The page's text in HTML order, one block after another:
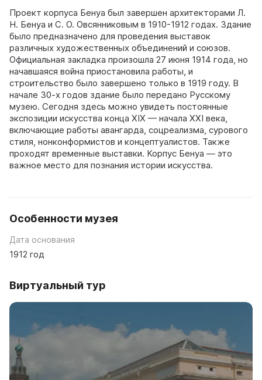
Проект корпуса Бенуа был завершен архитекторами Л.
Н. Бенуа и С. О. Овсянниковым в 1910-1912 годах. Здание
было предназначено для проведения выставок
различных художественных объединений и союзов.
Официальная закладка произошла 27 июня 1914 года, но
начавшаяся война приостановила работы, и
строительство было завершено только в 1919 году. В
начале 30-х годов здание было передано Русскому
музею. Сегодня здесь можно увидеть постоянные
экспозиции искусства конца ХIХ — начала ХХI века,
включающие работы авангарда, соцреализма, сурового
стиля, нонконформистов и концептуалистов. Также
проходят временные выставки. Корпус Бенуа — это
важное место для познания истории искусства.
Особенности музея
Дата основания
1912 год
Виртуальный тур